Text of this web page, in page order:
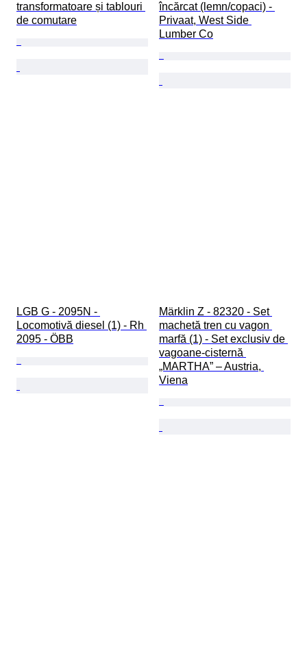
transformatoare și tablouri
de comutare
încărcat (lemn/copaci) -
Privaat, West Side
Lumber Co
LGB G - 2095N -
Locomotivă diesel (1) - Rh
2095 - ÖBB
Märklin Z - 82320 - Set
machetă tren cu vagon
marfă (1) - Set exclusiv de
vagoane-cisternă
„MARTHA” – Austria,
Viena